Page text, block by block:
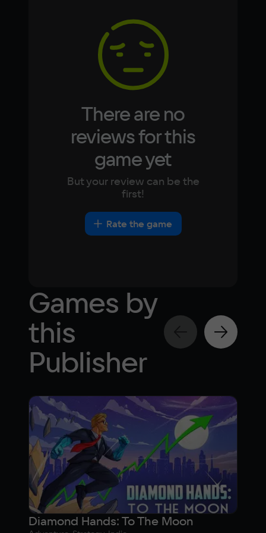
Video card
Intel HD Graphics 5000
DirectX(R): 11, Звуковая карта: совместимая
Japanese
There are no
reviews for this
game yet
But your review can be the
first!
Rate the game
Games by
this
Publisher
Diamond Hands: To The Moon